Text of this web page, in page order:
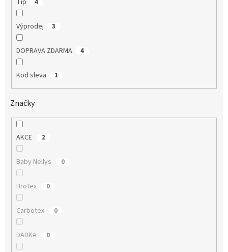
4
Výprodej 3
DOPRAVA ZDARMA 4
Kod sleva 1
Značky
AKCE 2
Baby Nellys 0
Brotex 0
Carbotex 0
DADKA 0